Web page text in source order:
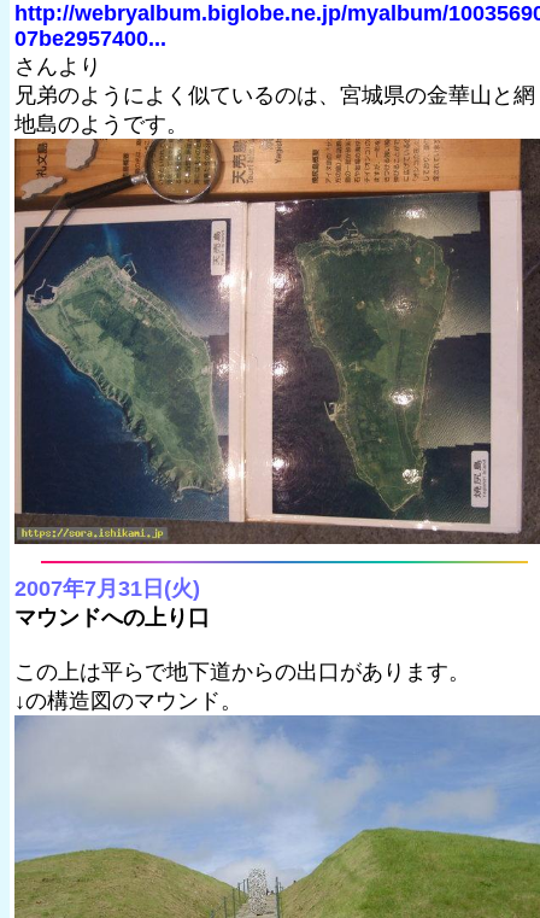
http://webryalbum.biglobe.ne.jp/myalbum/
07be2957400...
さんより
兄弟のようによく似ているのは、宮城県の金華山と網
地島のようです。
2007年7月31日(火)
マウンドへの上り口
この上は平らで地下道からの出口があります。
↓の構造図のマウンド。